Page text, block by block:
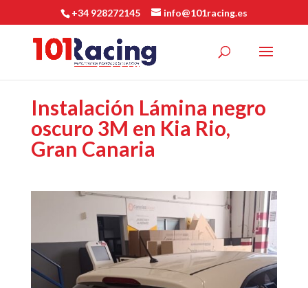
+34 928272145 info@101racing.es
Instalación Lámina negro
oscuro 3M en Kia Rio,
Gran Canaria